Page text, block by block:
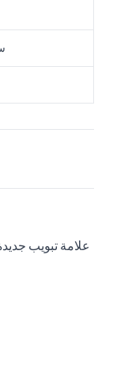
— علامة تبويب